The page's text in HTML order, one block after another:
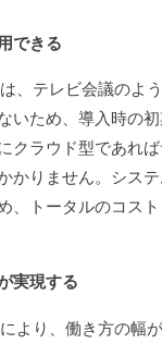
できる
、 テレビ会議のよ
いため、導入時の
クラウド型であれ
かりません。シス
、トータルのコス
実現する
より、働き方の幅